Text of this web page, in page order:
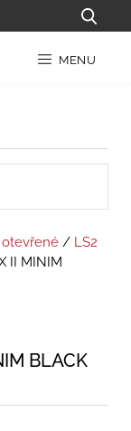
MENU
/ LS2
II MINIM
BLACK